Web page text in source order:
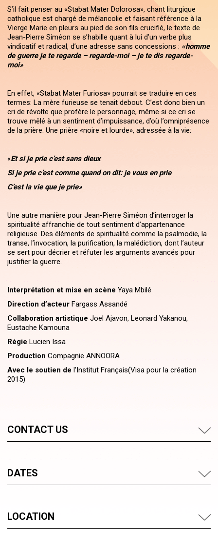
S’il fait penser au «Stabat Mater Dolorosa», chant liturgique
catholique est chargé de mélancolie et faisant référence à la
Vierge Marie en pleurs au pied de son fils crucifié, le texte de
Jean-Pierre Siméon se s’habille quant à lui d’un verbe plus
vindicatif et radical, d’une adresse sans concessions : «homme
de guerre je te regarde – regarde-moi – je te dis regarde-
moi».
En effet, «Stabat Mater Furiosa» pourrait se traduire en ces
termes: La mère furieuse se tenait debout. C’est donc bien un
cri de révolte que profère le personnage, même si ce cri se
trouve mêlé à un sentiment d’impuissance, d’où l’omniprésence
de la prière. Une prière «noire et lourde», adressée à la vie:
«Et si je prie c’est sans dieux
Si je prie c’est comme quand on dit: je vous en prie
C’est la vie que je prie»
Une autre manière pour Jean-Pierre Siméon d’interroger la
spiritualité affranchie de tout sentiment d’appartenance
religieuse. Des éléments de spiritualité comme la psalmodie, la
transe, l’invocation, la purification, la malédiction, dont l’auteur
se sert pour décrier et réfuter les arguments avancés pour
justifier la guerre.
Interprétation et mise en scène Yaya Mbilé
Direction d’acteur Fargass Assandé
Collaboration artistique Joel Ajavon, Leonard Yakanou,
Eustache Kamouna
Régie Lucien Issa
Production Compagnie ANNOORA
Avec le soutien de l’Institut Français(Visa pour la création
2015)
CONTACT US
DATES
LOCATION